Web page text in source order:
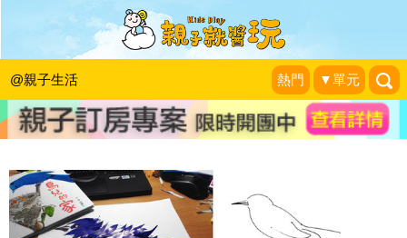
@親子生活 熱門 ▼單元
鳥兒住在哪？和孩子一起DIY專屬彩色
鳥：「鳥兒的家」
蠟筆哥哥說故事。|2015-04-19